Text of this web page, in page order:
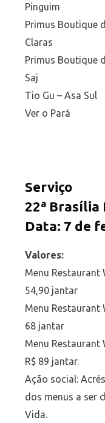
Pinguim
Primus Boutique
Claras
Primus Boutique
Saj
Tio Gu – Asa Sul
Ver o Pará
Serviço
22ª Brasília
Data: 7 de
Valores:
Menu Restaurant
54,90 jantar
Menu Restaurant
68 jantar
Menu Restaurant
R$ 89 jantar.
Ação social:
dos menus a ser
Vida.